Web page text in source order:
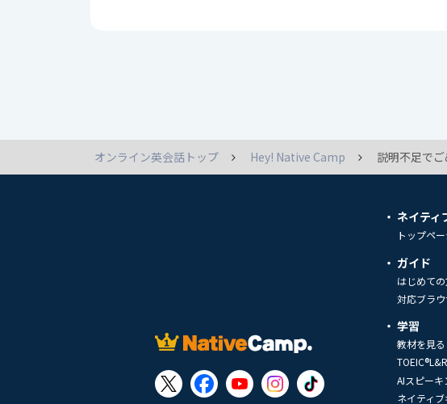
オンライン英会話トップ Hey! Native Camp 説明不足で
ネイティ
トップペ
ガイド
はじめて
対応ブラ
学習
教材を見る
AIスピーキ
ネイティ